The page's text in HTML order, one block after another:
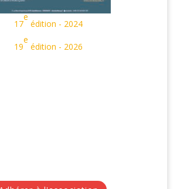
17
e
édition - 2024
19
e
édition - 2026